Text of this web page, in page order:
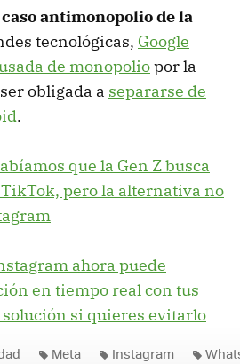
antimonopolio de la
tecnológicas, Google
de monopoliopor la
obligada a separarse de
.
que la Gen Z busca
pero la alternativa no
ahora puede
en tiempo real con tus
si quieres evitarlo
Meta Instagram